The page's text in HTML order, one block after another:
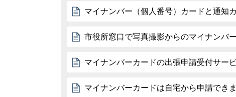
マイナンバー（個人番号）カードと通知
市役所窓口で写真撮影からのマイナンバ
マイナンバーカードの出張申請受付サー
マイナンバーカードは自宅から申請でき